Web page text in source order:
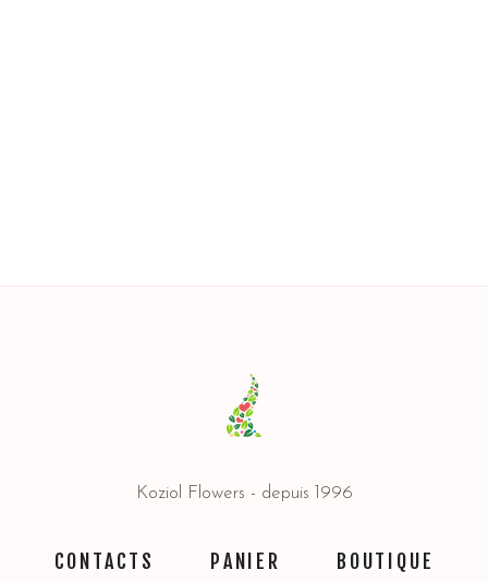
Koziol Flowers - depuis 1996
CONTACTS PANIER BOUTIQUE